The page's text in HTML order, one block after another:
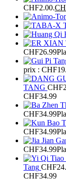
CHF2.00.
CHF26.99
prix :
TANG CHF
CHF34.99
CHF34.99
CHF34.99
CHF34.99
Tang CHF
CHF34.99